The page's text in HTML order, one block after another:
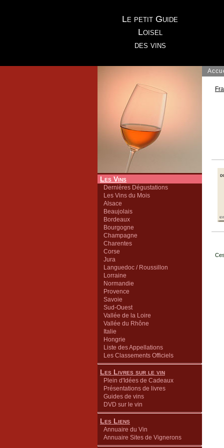
Le petit Guide
Loisel
des vins
Les Vins
Dernières Dégustations
Les Vins du Mois
Alsace
Beaujolais
Bordeaux
Bourgogne
Champagne
Charentes
Corse
Jura
Languedoc / Roussillon
Lorraine
Normandie
Provence
Savoie
Sud-Ouest
Vallée de la Loire
Vallée du Rhône
Italie
Hongrie
Liste des Appellations
Les Classements Officiels
Les Livres sur le vin
Plein d'Idées de Cadeaux
Présentations de livres
Guides de vins
DVD sur le vin
Les Liens
Annuaire du Vin
Annuaire Sites de Vignerons